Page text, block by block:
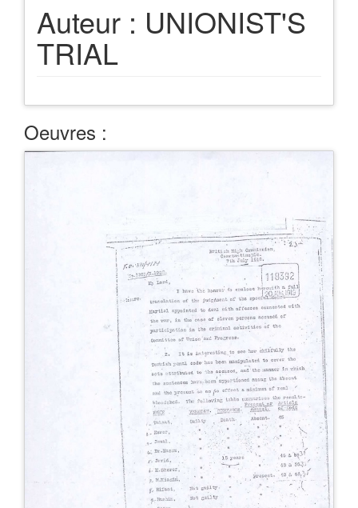
Auteur : UNIONIST'S
TRIAL
Oeuvres :